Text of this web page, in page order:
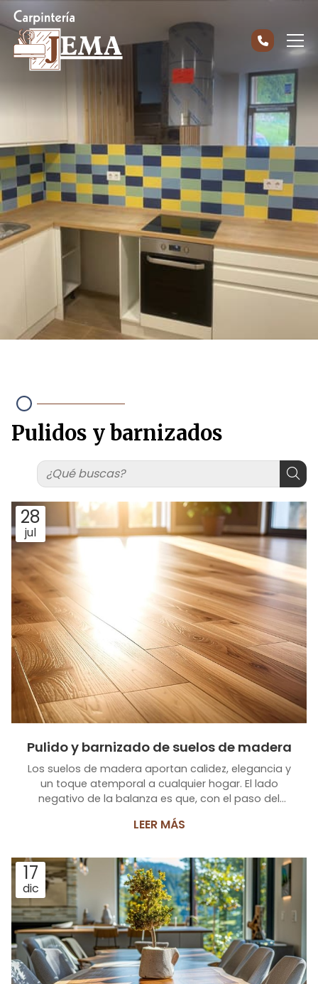
Pulidos y barnizados
28
jul
Pulido y barnizado de suelos de madera
Los suelos de madera aportan calidez, elegancia y
un toque atemporal a cualquier hogar. El lado
negativo de la balanza es que, con el paso del
pueden opacar su brillo, causar arañazos y
Jema somos especialistas en el pulido y barnizado
de suelos de madera, un servicio esencial para
devolverles su esplendor original y protegerlos para
el futuro. ¿Por qué elegir el pulido y barnizado
profesional? ...
LEER MÁS
17
dic